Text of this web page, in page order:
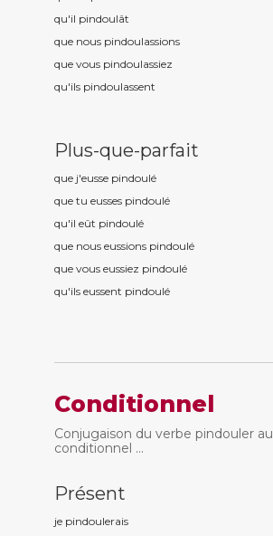
qu'il pindoulât
que nous pindoulassions
que vous pindoulassiez
qu'ils pindoulassent
Plus-que-parfait
que j'eusse pindoulé
que tu eusses pindoulé
qu'il eût pindoulé
que nous eussions pindoulé
que vous eussiez pindoulé
qu'ils eussent pindoulé
Conditionnel
Conjugaison du verbe pindouler au
conditionnel ...
Présent
je pindoulerais